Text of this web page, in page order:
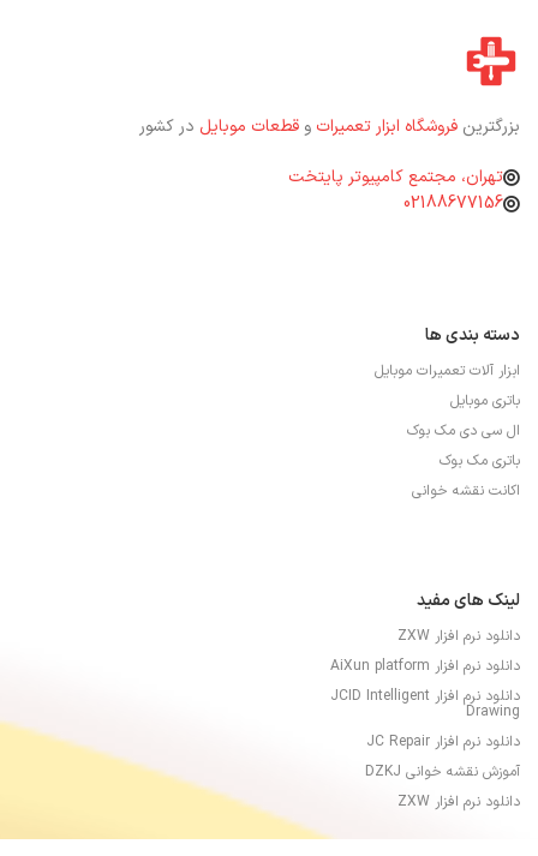
بزرگترین فروشگاه ابزار تعمیرات و قطعات موبایل در کشور
تهران، مجتمع کامپیوتر پایتخت
02188677156
دسته بندی ها
ابزار آلات تعمیرات موبایل
باتری موبایل
ال سی دی مک بوک
باتری مک بوک
اکانت نقشه خوانی
لینک های مفید
دانلود نرم افزار ZXW
دانلود نرم افزار AiXun platform
دانلود نرم افزار JCID Intelligent
Drawing
دانلود نرم افزار JC Repair
آموزش نقشه خوانی DZKJ
دانلود نرم افزار ZXW